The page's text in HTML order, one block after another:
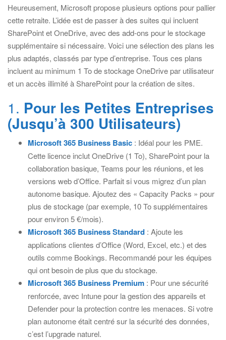
Heureusement, Microsoft propose plusieurs options pour pallier
cette retraite. L’idée est de passer à des suites qui incluent
SharePoint et OneDrive, avec des add-ons pour le stockage
supplémentaire si nécessaire. Voici une sélection des plans les
plus adaptés, classés par type d’entreprise. Tous ces plans
incluent au minimum 1 To de stockage OneDrive par utilisateur
et un accès illimité à SharePoint pour la création de sites.
1. Pour les Petites Entreprises
(Jusqu’à 300 Utilisateurs)
Microsoft 365 Business Basic : Idéal pour les PME.
Cette licence inclut OneDrive (1 To), SharePoint pour la
collaboration basique, Teams pour les réunions, et les
versions web d’Office. Parfait si vous migrez d’un plan
autonome basique. Ajoutez des « Capacity Packs » pour
plus de stockage (par exemple, 10 To supplémentaires
pour environ 5 €/mois).
Microsoft 365 Business Standard : Ajoute les
applications clientes d’Office (Word, Excel, etc.) et des
outils comme Bookings. Recommandé pour les équipes
qui ont besoin de plus que du stockage.
Microsoft 365 Business Premium : Pour une sécurité
renforcée, avec Intune pour la gestion des appareils et
Defender pour la protection contre les menaces. Si votre
plan autonome était centré sur la sécurité des données,
c’est l’upgrade naturel.